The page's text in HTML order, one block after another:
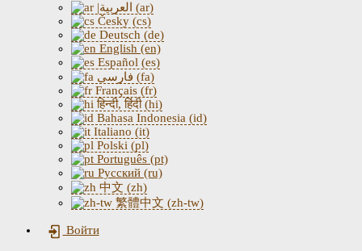
|العربية (ar)
Česky (cs)
Deutsch (de)
English (en)
Español (es)
فارسی (fa)
Français (fr)
हिन्दी, हिंदी (hi)
Bahasa Indonesia (id)
Italiano (it)
Polski (pl)
Português (pt)
Русский (ru)
中文 (zh)
繁體中文 (zh-tw)
Войти